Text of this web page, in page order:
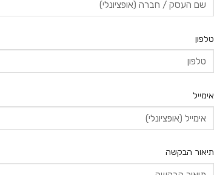
טלפון
אימייל
תיאור הבקשה